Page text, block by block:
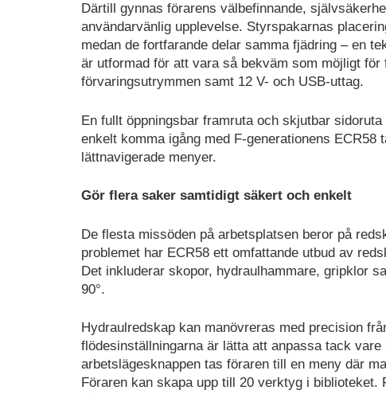
Därtill gynnas förarens välbefinnande,
användarvänlig upplevelse. Styrspakarnas
medan de fortfarande delar samma fjädring – en
är utformad för att vara så bekväm som möjligt
förvaringsutrymmen samt 12 V- och USB-uttag.
En fullt öppningsbar framruta och skjutbar
enkelt komma igång med F-generationens
lättnavigerade menyer.
Gör flera saker samtidigt säkert och enkelt
De flesta missöden på arbetsplatsen beror på
problemet har ECR58 ett omfattande utbud av
Det inkluderar skopor, hydraulhammare, gripklor
90°.
Hydraulredskap kan manövreras med precision
flödesinställningarna är lätta att anpassa tack
arbetslägesknappen tas föraren till en meny där
Föraren kan skapa upp till 20 verktyg i